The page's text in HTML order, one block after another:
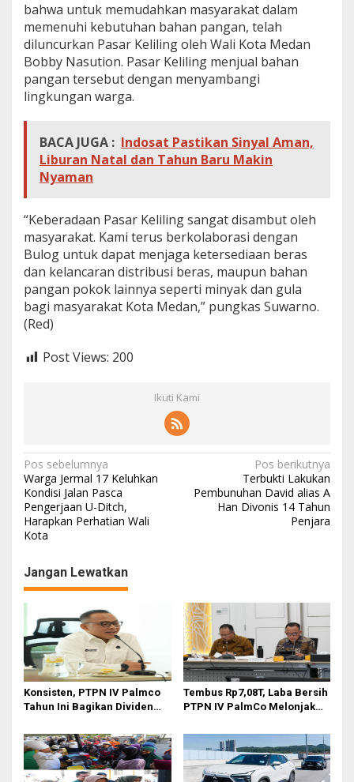
bahwa untuk memudahkan masyarakat dalam
memenuhi kebutuhan bahan pangan, telah
diluncurkan Pasar Keliling oleh Wali Kota Medan
Bobby Nasution. Pasar Keliling menjual bahan
pangan tersebut dengan menyambangi
lingkungan warga.
BACA JUGA : Indosat Pastikan Sinyal Aman,
Liburan Natal dan Tahun Baru Makin
Nyaman
“Keberadaan Pasar Keliling sangat disambut oleh
masyarakat. Kami terus berkolaborasi dengan
Bulog untuk dapat menjaga ketersediaan beras
dan kelancaran distribusi beras, maupun bahan
pangan pokok lainnya seperti minyak dan gula
bagi masyarakat Kota Medan,” pungkas Suwarno.
(Red)
Post Views: 200
Ikuti Kami
N
a
v
i
a
s
p
o
s
Pos sebelumnya
Warga Jermal 17 Keluhkan
Kondisi Jalan Pasca
Pengerjaan U-Ditch,
Harapkan Perhatian Wali
Kota
Pos berikutnya
Terbukti Lakukan
Pembunuhan David alias A
Han Divonis 14 Tahun
Penjara
Jangan Lewatkan
Konsisten, PTPN IV Palmco
Tahun Ini Bagikan Dividen
Tembus Rp7,08T, Laba Bersih
PTPN IV PalmCo Melonjak
Ditopang Produksi dan
Efisiensi